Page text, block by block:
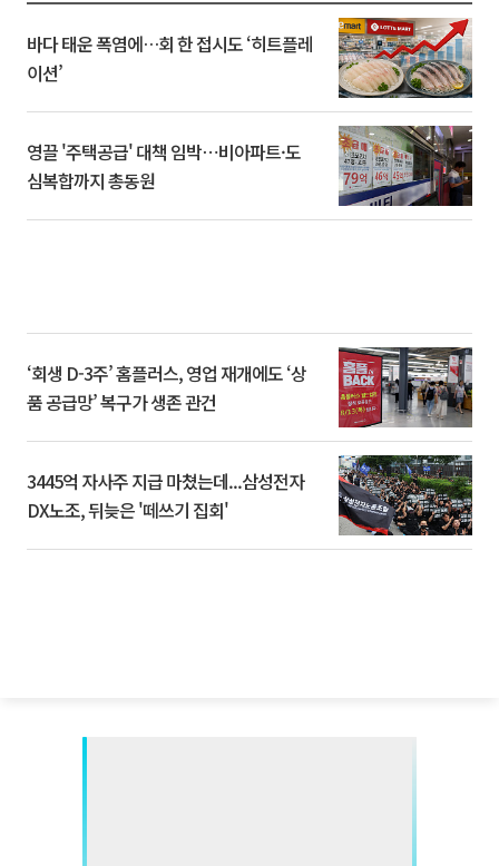
바다 태운 폭염에…회 한 접시도 ‘히트플레
이션’
영끌 '주택공급' 대책 임박⋯비아파트·도
심복합까지 총동원
‘회생 D-3주’ 홈플러스, 영업 재개에도 ‘상
품 공급망’ 복구가 생존 관건
3445억 자사주 지급 마쳤는데...삼성전자
DX노조, 뒤늦은 '떼쓰기 집회'